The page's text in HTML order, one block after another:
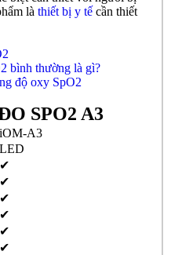
là thiết bị y tế cần thiết
bình thường là gì?
độ oxy SpO2
SPO2 A3
iOM-A3
LED
✔
✔
✔
✔
✔
✔